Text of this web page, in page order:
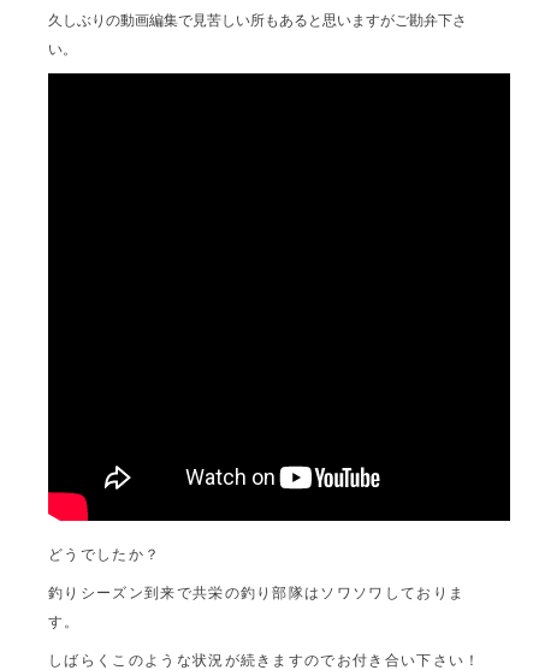
久しぶりの動画編集で見苦しい所もあると思いますがご勘弁下さ
い。
どうでしたか？
釣りシーズン到来で共栄の釣り部隊はソワソワしておりま
す。
しばらくこのような状況が続きますのでお付き合い下さい！